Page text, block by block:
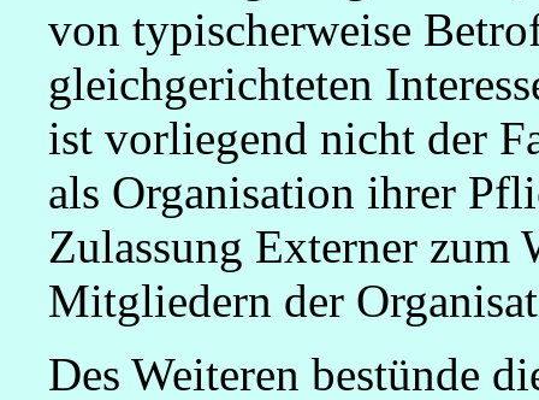
von typischerweise
gleichgerichteten
ist vorliegend nicht der
als Organisation ihrer
Zulassung Externer zum
Mitgliedern der
Des Weiteren bestünde